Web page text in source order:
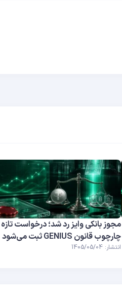
مجوز بانکی وایز رد شد؛ درخواست تازه
چارچوب قانون GENIUS ثبت می‌شود
انتشار: 1405/05/04